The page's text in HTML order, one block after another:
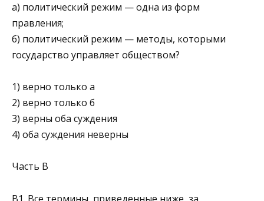
а) политический режим — одна из форм
правления;
б) политический режим — методы, которыми
государство управляет обществом?
1) верно только а
2) верно только б
3) верны оба суждения
4) оба суждения неверны
Часть B